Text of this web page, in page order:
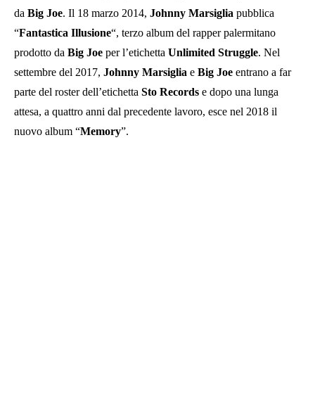
da Big Joe. Il 18 marzo 2014, Johnny Marsiglia pubblica
“Fantastica Illusione“, terzo album del rapper palermitano
prodotto da Big Joe per l’etichetta Unlimited Struggle. Nel
settembre del 2017, Johnny Marsiglia e Big Joe entrano a far
parte del roster dell’etichetta Sto Records e dopo una lunga
attesa, a quattro anni dal precedente lavoro, esce nel 2018 il
nuovo album “Memory”.